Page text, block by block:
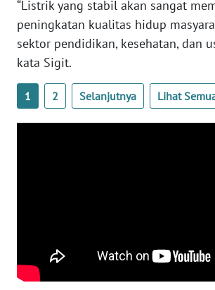
“Listrik yang stabil akan sangat
peningkatan kualitas hidup
sektor pendidikan, kesehatan, dan
kata Sigit.
1 2 Selanjutnya Lihat
WN
BABEL
WN
SUMBAR
WN
SUMSEL
WN
JATENG